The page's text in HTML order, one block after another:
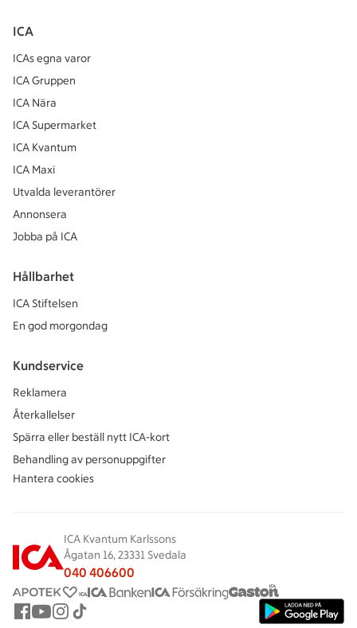
ICA
ICAs egna varor
ICA Gruppen
ICA Nära
ICA Supermarket
ICA Kvantum
ICA Maxi
Utvalda leverantörer
Annonsera
Jobba på ICA
Hållbarhet
ICA Stiftelsen
En god morgondag
Kundservice
Reklamera
Återkallelser
Spärra eller beställ nytt ICA-kort
Behandling av personuppgifter
Hantera cookies
ICA Kvantum Karlssons
Ågatan 16, 23331 Svedala
040 406600